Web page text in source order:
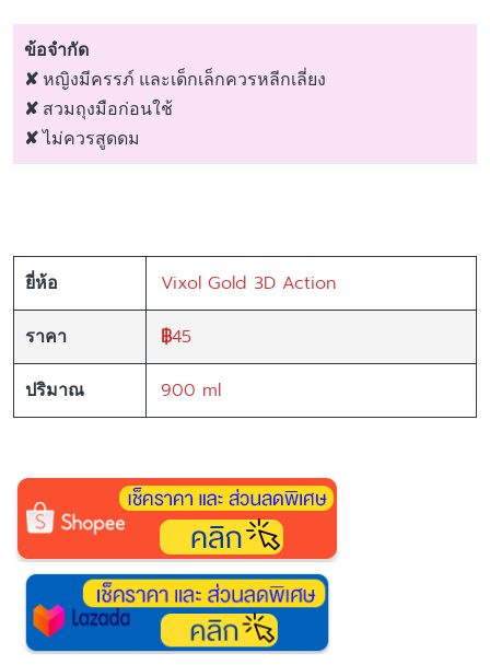
ข้อจำกัด
✘ หญิงมีครรภ์ และเด็กเล็กควรหลีกเลี่ยง
✘ สวมถุงมือก่อนใช้
✘ไม่ควรสูดดม
ยี่ห้อ Vixol Gold 3D Action
ราคา ฿45
ปริมาณ 900 ml